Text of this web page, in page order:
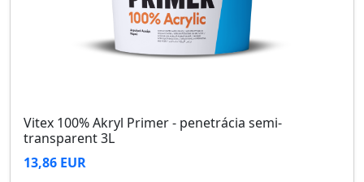
Vitex 100% Akryl Primer - penetrácia semi-
transparent 3L
13,86 EUR